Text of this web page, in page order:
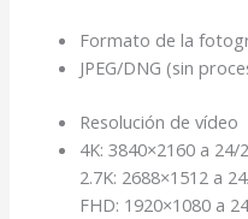
Formato de la
JPEG/DNG (sin
Resolución de vídeo
4K: 3840×2160 a 24/
2.7K: 2688×1512 a
FHD: 1920×1080 a